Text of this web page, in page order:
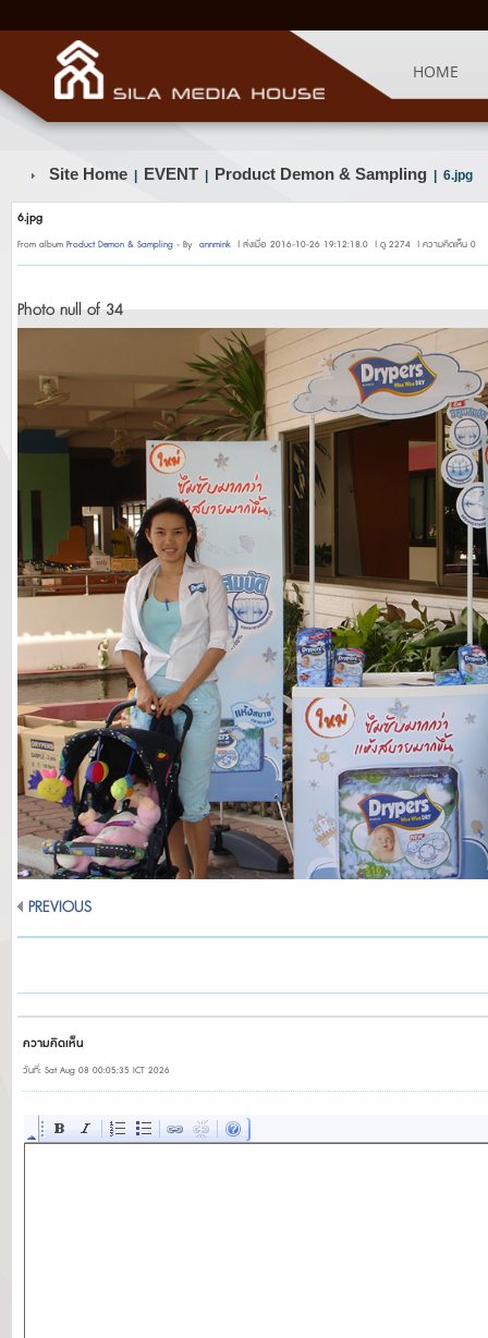
HOME
Site Home EVENT Product Demon & Sampling | 6.jpg
6.jpg
From album Product Demon & Sampling - By annmink | ส่งเมื่อ 2016-10-26 19:12:18.0 | ดู 2274 | ความคิดเห็น 0
Photo null of 34
PREVIOUS
ความคิดเห็น
วันที่: Sat Aug 08 00:05:35 ICT 2026